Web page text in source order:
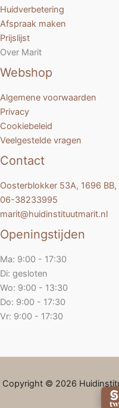
Huidverbetering
Afspraak maken
Prijslijst
Over Marit
Webshop
Algemene voorwaarden
Privacy
Cookiebeleid
Veelgestelde vragen
Contact
Oosterblokker 53A, 1696
06-38233995
marit@huidinstituutmarit.nl
Openingstijden
Ma: 9:00 - 17:30
Di: gesloten
Wo: 9:00 - 13:30
Do: 9:00 - 17:30
Vr: 9:00 - 17:30
Copyright © 2026